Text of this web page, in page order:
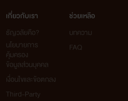
เกี่ยวกับเรา
ธัญวลัยคือ?
นโยบายการ
คุ้มครอง
ข้อมูลส่วนบุคคล
เงื่อนไขและข้อตกลง
Third-Party
ช่วยเหลือ
บทความ
FAQ